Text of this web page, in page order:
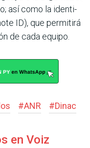
así como la identi­
ID), que permitirá
de cada equipo.
#ANR #Dinac
en Voiz